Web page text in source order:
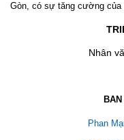
Gòn, có sự tăng cường
Nhân
Phan